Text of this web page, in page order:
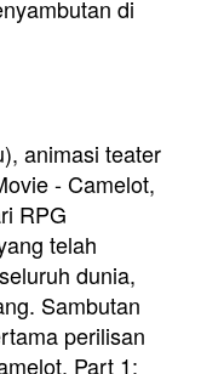
di
animasi teater
- Camelot,
RPG
telah
dunia,
Sambutan
perilisan
Part 1: